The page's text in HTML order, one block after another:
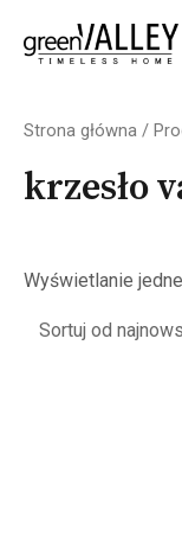
content
Strona główna /
krzesło
Wyświetlanie